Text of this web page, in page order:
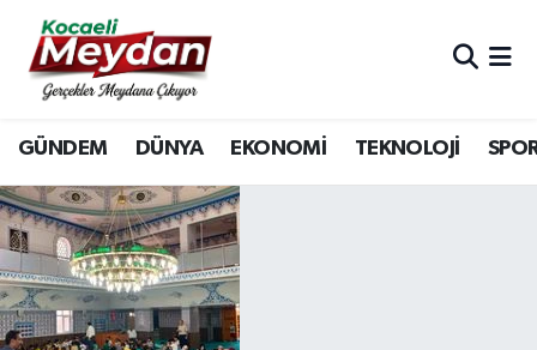
GÜNDEM DÜNYA EKONOMİ TEKNOLOJİ
Nöbetçi Eczaneler
Hava Durumu
Trafik Durumu
Süper Lig Puan Durumu ve Fikstür
Tüm Manşetler